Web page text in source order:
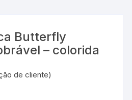
Butterfly
– colorida
de cliente)